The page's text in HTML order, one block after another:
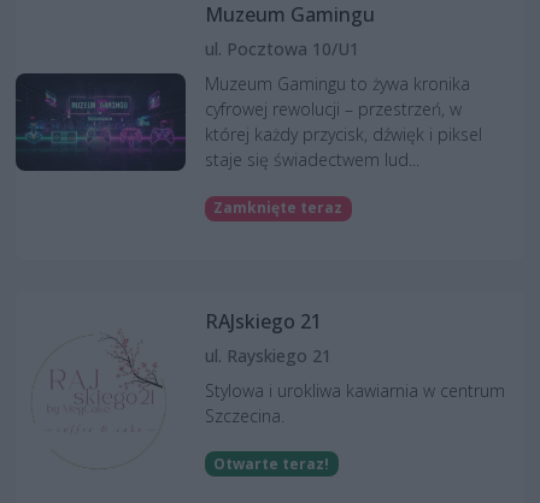
Muzeum Gamingu
ul. Pocztowa 10/U1
Muzeum Gamingu to żywa kronika
cyfrowej rewolucji – przestrzeń, w
której każdy przycisk, dźwięk i piksel
staje się świadectwem lud...
Zamknięte teraz
RAJskiego 21
ul. Rayskiego 21
Stylowa i urokliwa kawiarnia w centrum
Szczecina.
Otwarte teraz!